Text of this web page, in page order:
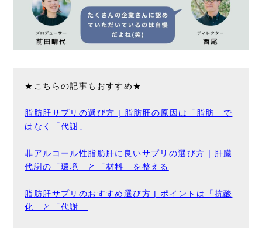
★こちらの記事もおすすめ★
脂肪肝サプリの選び方 | 脂肪肝の原因は「脂肪」で
はなく「代謝」
非アルコール性脂肪肝に良いサプリの選び方 | 肝臓
代謝の「環境」と「材料」を整える
脂肪肝サプリのおすすめ選び方 | ポイントは「抗酸
化」と「代謝」